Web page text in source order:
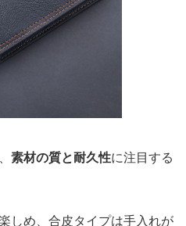
素材の質と耐久性に注目する
しめ、合皮タイプは手入れが